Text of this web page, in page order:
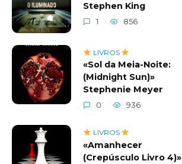
Stephen King
1 856
LIVROS
«Sol da Meia-Noite:
(Midnight Sun)»
Stephenie Meyer
0 936
LIVROS
«Amanhecer
(Crepúsculo Livro 4)»